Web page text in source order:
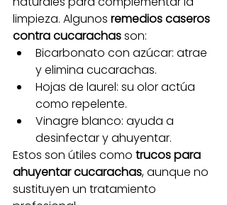
limpieza. Algunos remedios caseros
contra cucarachas son:
Bicarbonato con azúcar: atrae
y elimina cucarachas.
Hojas de laurel: su olor actúa
como repelente.
Vinagre blanco: ayuda a
desinfectar y ahuyentar.
Estos son útiles como trucos para
ahuyentar cucarachas, aunque no
sustituyen un tratamiento